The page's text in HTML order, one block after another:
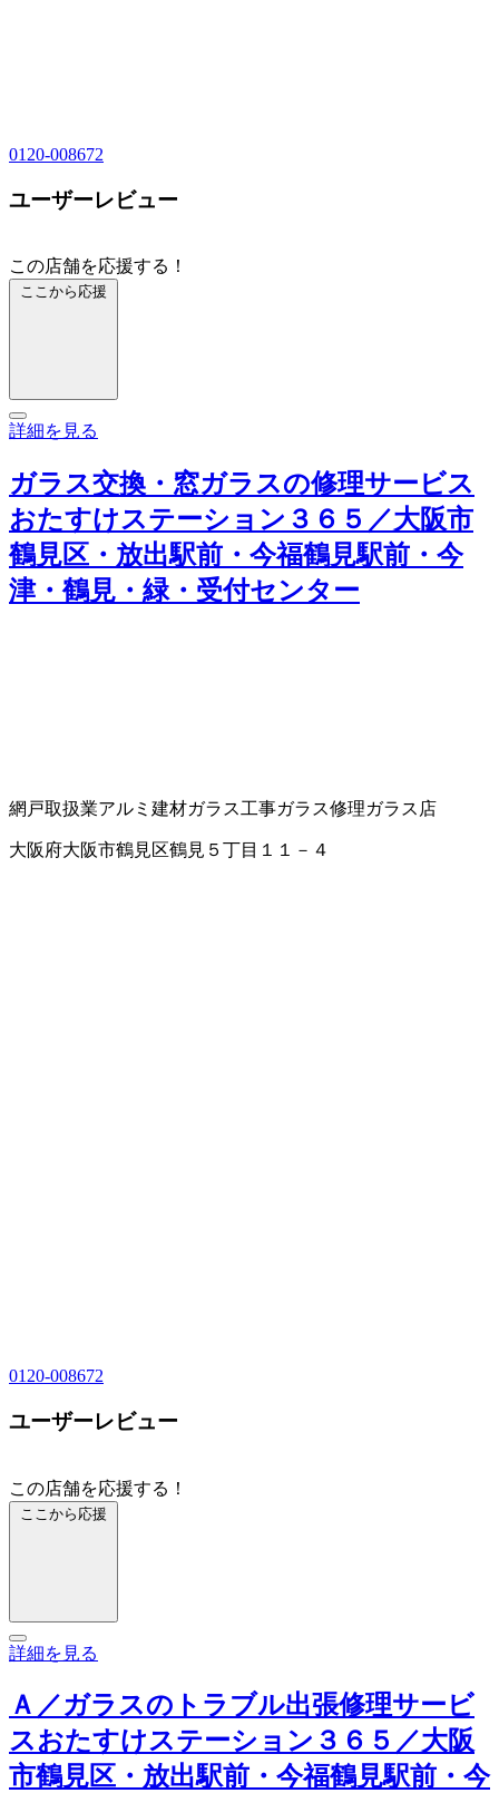
0120-008672
ユーザーレビュー
この店舗を応援する！
ここから応援
詳細を見る
ガラス交換・窓ガラスの修理サービス
おたすけステーション３６５／大阪市
鶴見区・放出駅前・今福鶴見駅前・今
津・鶴見・緑・受付センター
網戸取扱業アルミ建材ガラス工事ガラス修理ガラス店
大阪府大阪市鶴見区鶴見５丁目１１－４
0120-008672
ユーザーレビュー
この店舗を応援する！
ここから応援
詳細を見る
Ａ／ガラスのトラブル出張修理サービ
スおたすけステーション３６５／大阪
市鶴見区・放出駅前・今福鶴見駅前・今